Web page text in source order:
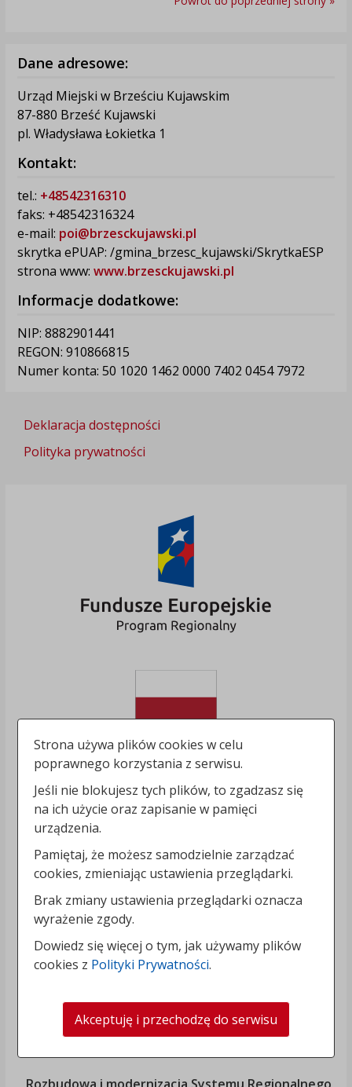
Dane adresowe:
Urząd Miejski w Brześciu Kujawskim
87-880 Brześć Kujawski
pl. Władysława Łokietka 1
Kontakt:
tel.: +48542316310
faks: +48542316324
e-mail: poi@brzesckujawski.pl
skrytka ePUAP: /gmina_brzesc_kujawski/SkrytkaESP
strona www: www.brzesckujawski.pl
Informacje dodatkowe:
NIP: 8882901441
REGON: 910866815
Numer konta: 50 1020 1462 0000 7402 0454 7972
Deklaracja dostępności
Polityka prywatności
Strona używa plików cookies w celu
poprawnego korzystania z serwisu.
Jeśli nie blokujesz tych plików, to zgadzasz się
na ich użycie oraz zapisanie w pamięci
urządzenia.
Pamiętaj, że możesz samodzielnie zarządzać
cookies, zmieniając ustawienia przeglądarki.
Brak zmiany ustawienia przeglądarki oznacza
wyrażenie zgody.
Dowiedz się więcej o tym, jak używamy plików
cookies z Polityki Prywatności.
Akceptuję i przechodzę do serwisu